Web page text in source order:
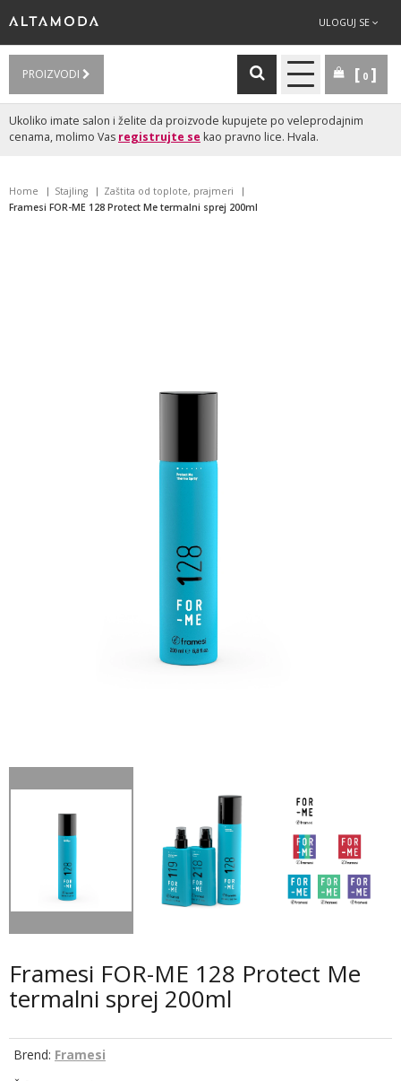
ULOGUJ SE
PROIZVODI 0
Ukoliko imate salon i želite da proizvode kupujete po veleprodajnim
cenama, molimo Vas registrujte se kao pravno lice. Hvala.
Home Stajling
Zaštita od toplote, prajmeri
Framesi FOR-ME 128 Protect Me termalni sprej 200ml
Framesi FOR-ME 128 Protect Me
termalni sprej 200ml
Brend: Framesi